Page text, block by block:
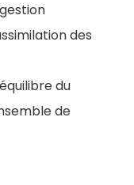
des
du
de